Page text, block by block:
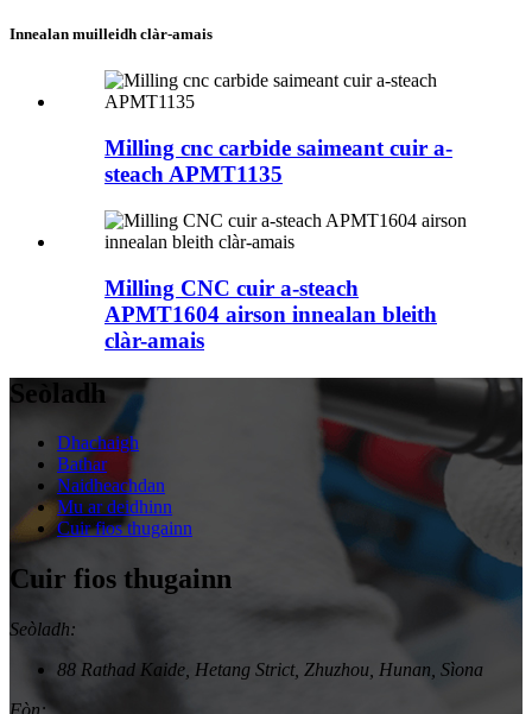
Innealan muilleidh clàr-amais
Milling cnc carbide saimeant cuir a-
steach APMT1135
Milling CNC cuir a-steach
APMT1604 airson innealan bleith
clàr-amais
Seòladh
Dhachaigh
Bathar
Naidheachdan
Mu ar deidhinn
Cuir fios thugainn
Cuir fios thugainn
Seòladh:
88 Rathad Kaide, Hetang Strict, Zhuzhou, Hunan, Sìona